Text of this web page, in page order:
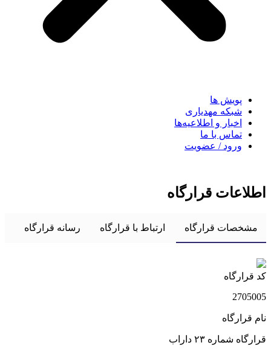
پویش ها
شبکه مهدیاری
اخبار و اطلاعیه‌ها
تماس با ما
ورود / عضویت
اطلاعات قرارگاه
مشخصات قرارگاه ارتباط با قرارگاه رسانه قرارگاه
کد قرارگاه
2705005
نام قرارگاه
قرارگاه شماره ۲۳ داراب